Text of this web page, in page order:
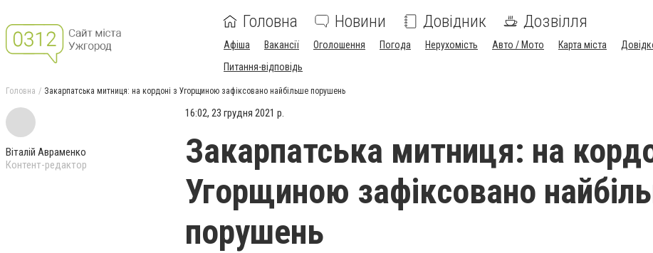
Головна Новини Довідник Дозвілля
Афіша Вакансії Оголошення Погода Нерухомість Авто / Мото Карта міста
Питання-відповідь
Головна Закарпатська митниця: на кордоні з Угорщиною зафіксовано найбільше порушень
Віталій Авраменко
Контент-редактор
16:02, 23 грудня 2021 р.
Закарпатська митниця: на
Угорщиною зафіксовано
порушень